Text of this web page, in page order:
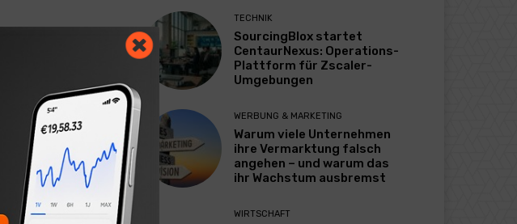
TECHNIK
SourcingBlox startet
CentaurNexus: Operations-
Plattform für Zscaler-
Umgebungen
WERBUNG & MARKETING
Warum viele Unternehmen
ihre Vermarktung falsch
angehen – und warum das
ihr Wachstum ausbremst
WIRTSCHAFT